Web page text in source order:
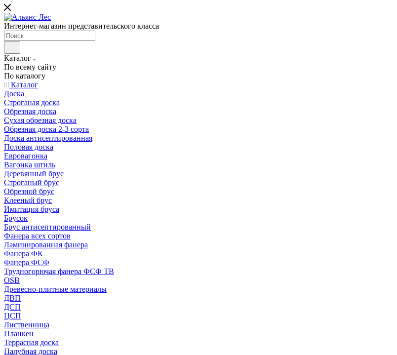
Интернет-магазин представительского класса
Каталог
По всему сайту
По каталогу
Каталог
Доска
Строганая доска
Обрезная доска
Сухая обрезная доска
Обрезная доска 2-3 сорта
Доска антисептированная
Половая доска
Евровагонка
Вагонка штиль
Деревянный брус
Строганый брус
Обрезной брус
Клееный брус
Имитация бруса
Брусок
Брус антисептированный
Фанера всех сортов
Ламинированная фанера
Фанера ФК
Фанера ФСФ
Трудногорючая фанера ФСФ ТВ
OSB
Древесно-плитные материалы
ДВП
ДСП
ЦСП
Лиственница
Планкен
Террасная доска
Палубная доска